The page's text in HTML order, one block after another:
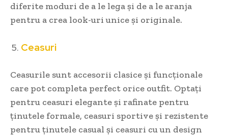
diferite moduri de a le lega și de a le aranja
pentru a crea look-uri unice și originale.
Ceasuri
Ceasurile sunt accesorii clasice și funcționale
care pot completa perfect orice outfit. Optați
pentru ceasuri elegante și rafinate pentru
ținutele formale, ceasuri sportive și rezistente
pentru ținutele casual și ceasuri cu un design